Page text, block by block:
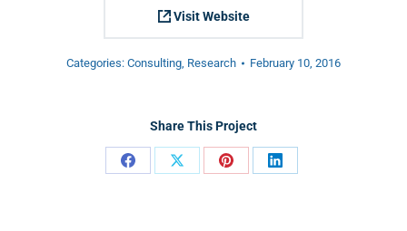
Visit Website
Categories: Consulting, Research February 10, 2016
Share This Project
Share
Share
Share
Share